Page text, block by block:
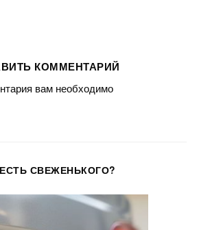
КОММЕНТАРИЙ
вам необходимо
СВЕЖЕНЬКОГО?